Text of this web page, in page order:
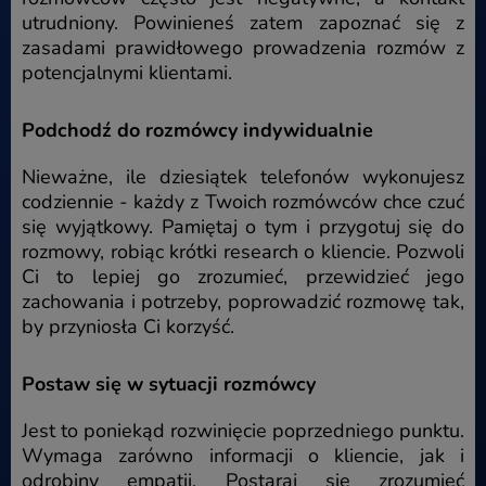
utrudniony. Powinieneś zatem zapoznać się z
zasadami prawidłowego prowadzenia rozmów z
potencjalnymi klientami.
Podchodź do rozmówcy indywidualnie
Nieważne, ile dziesiątek telefonów wykonujesz
codziennie - każdy z Twoich rozmówców chce czuć
się wyjątkowy. Pamiętaj o tym i przygotuj się do
rozmowy, robiąc krótki research o kliencie. Pozwoli
Ci to lepiej go zrozumieć, przewidzieć jego
zachowania i potrzeby, poprowadzić rozmowę tak,
by przyniosła Ci korzyść.
Postaw się w sytuacji rozmówcy
Jest to poniekąd rozwinięcie poprzedniego punktu.
Wymaga zarówno informacji o kliencie, jak i
odrobiny empatii. Postaraj się zrozumieć